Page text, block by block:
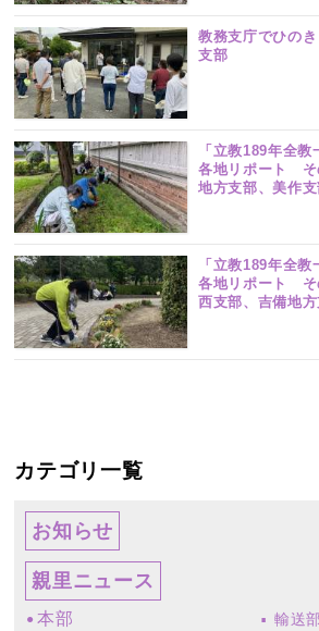
教務支庁でひの
支部
「立教189年全教
各地リポート
地方支部、美作支
「立教189年全教
各地リポート
西支部、吉備地方
カテゴリ一覧
お知らせ
親里ニュース
本部 輸送部